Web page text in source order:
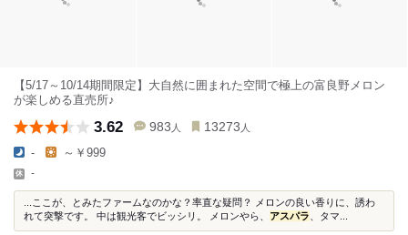
【5/17～10/14期間限定】大自然に囲まれた空間で極上の富良野メロン
が楽しめる直売所♪
3.62 983 人 13273 人
- ～￥999
-
...ここが、とみたファームなのかな？率直な疑問？ メロンの良い香りに、誘わ
れて突撃です。 中は観光客でビッシリ。 メロンやら、 アスパラ 、タマ...